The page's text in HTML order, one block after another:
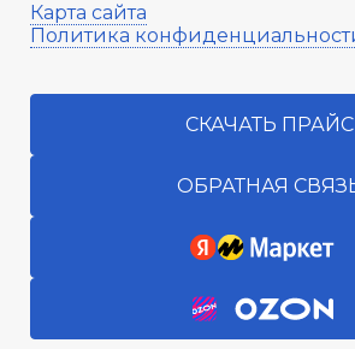
Карта сайта
Политика
СКАЧАТЬ ПРАЙС
ОБРАТНАЯ